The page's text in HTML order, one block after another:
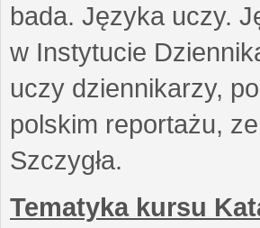
bada. Języka uczy.
w Instytucie
uczy dziennikarzy,
polskim reportażu,
Szczygła.
Tematyka kursu